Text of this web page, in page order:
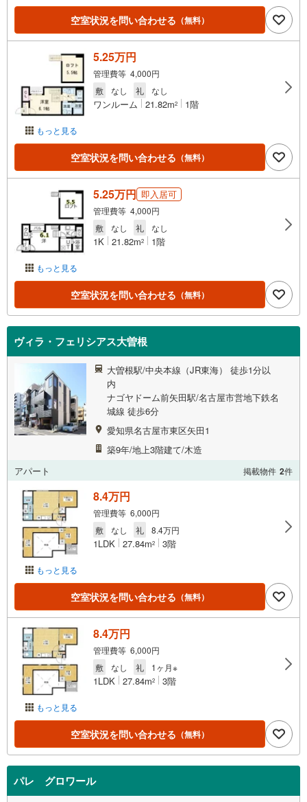
空室状況を問い合わせる （無料）
もっと見る
5.25万円
管理費等 4,000円
敷
なし 礼 なし
ワンルーム 21.82m2 1階
空室状況を問い合わせる （無料）
もっと見る
5.25万円 即入居可
管理費等 4,000円
敷
なし 礼 なし
1K 21.82m2 1階
空室状況を問い合わせる （無料）
ヴィラ・フェリシアス大曽根
大曽根駅/中央本線（JR東海） 徒歩1分以
内
ナゴヤドーム前矢田駅/名古屋市営地下鉄名
城線 徒歩6分
愛知県名古屋市東区矢田1
築9年/地上3階建て/木造
アパート
掲載物件 2件
もっと見る
8.4万円
管理費等 6,000円
敷
なし 礼 8.4万円
1LDK 27.84m2 3階
空室状況を問い合わせる （無料）
もっと見る
8.4万円
管理費等 6,000円
敷
なし 礼 1ヶ月※
1LDK 27.84m2 3階
空室状況を問い合わせる （無料）
パレ グロワール